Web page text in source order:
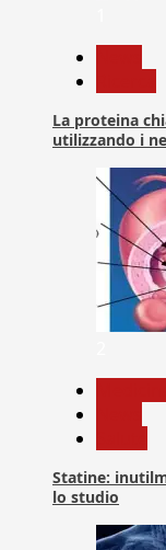
La proteina
utilizzando i
Statine:
lo studio